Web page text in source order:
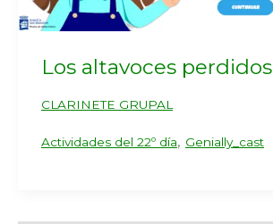
Los altavoces perdidos
CLARINETE GRUPAL
Actividades del 22º día, Genially_cast